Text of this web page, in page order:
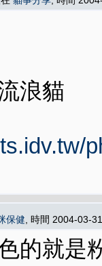
浪貓
保健 , 時間 2004-03-
的就